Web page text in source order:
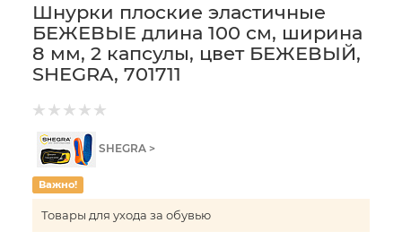
Шнурки плоские эластичные
БЕЖЕВЫЕ длина 100 см, ширина
8 мм, 2 капсулы, цвет БЕЖЕВЫЙ,
SHEGRA, 701711
SHEGRA >
Важно!
Товары для ухода за обувью